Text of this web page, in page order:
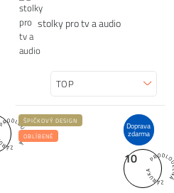
stolky pro tv a audio
Seřadit
Doprava
zdarma
10
ŠPIČKOVÝ DESIGN
OBLÍBENÉ